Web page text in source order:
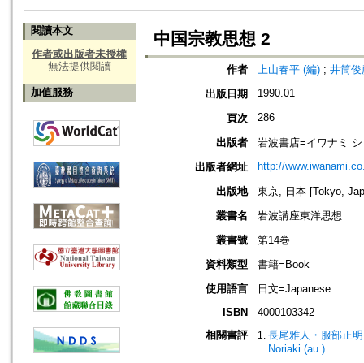
閱讀本文
作者或出版者未授權
無法提供閱讀
加值服務
中国宗教思想 2
作者 上山春平 (編) ; 井筒俊
出版日期
1990.01
頁次 286
出版者
岩波書店=イワナミ
出版者網址
http://
出版地
東京, 日本 [Tokyo,
叢書名
岩波講座東洋思想
叢書號
第14巻
資料類型
書籍=Book
使用語言
日文=Japanese
ISBN
4000103342
相關書評
長尾雅人・服部正
Noriaki (au.)